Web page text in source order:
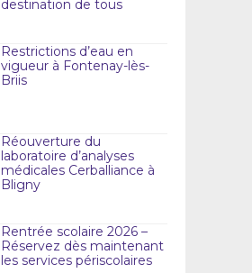
destination de tous
Restrictions d’eau en
vigueur à Fontenay-lès-
Briis
Réouverture du
laboratoire d’analyses
médicales Cerballiance à
Bligny
Rentrée scolaire 2026 –
Réservez dès maintenant
les services périscolaires